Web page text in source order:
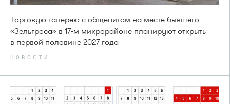
Торговую галерею с общепитом на месте бывшего
«Зельгроса» в 17-м микрорайоне планируют открыть
в первой половине 2027 года
НОВОСТИ